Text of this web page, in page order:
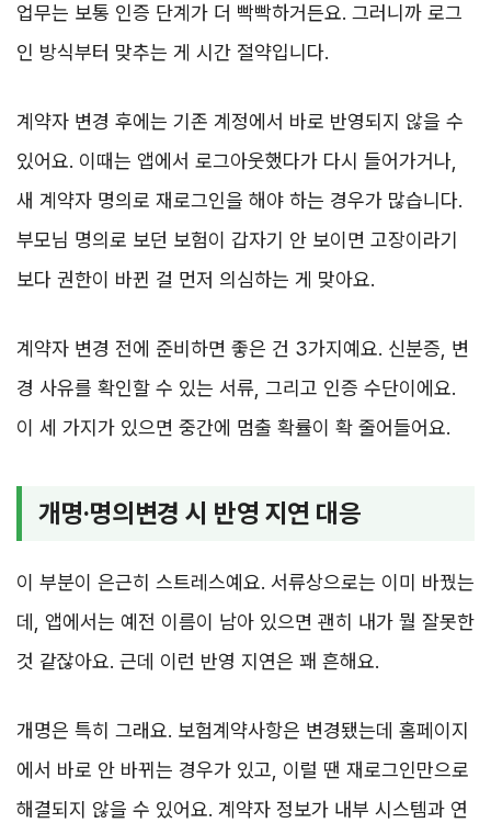
업무는 보통 인증 단계가 더 빡빡하거든요. 그러니까 로그
인 방식부터 맞추는 게 시간 절약입니다.
계약자 변경 후에는 기존 계정에서 바로 반영되지 않을 수
있어요. 이때는 앱에서 로그아웃했다가 다시 들어가거나,
새 계약자 명의로 재로그인을 해야 하는 경우가 많습니다.
부모님 명의로 보던 보험이 갑자기 안 보이면 고장이라기
보다 권한이 바뀐 걸 먼저 의심하는 게 맞아요.
계약자 변경 전에 준비하면 좋은 건 3가지예요. 신분증, 변
경 사유를 확인할 수 있는 서류, 그리고 인증 수단이에요.
이 세 가지가 있으면 중간에 멈출 확률이 확 줄어들어요.
개명·명의변경 시 반영 지연 대응
이 부분이 은근히 스트레스예요. 서류상으로는 이미 바꿨는
데, 앱에서는 예전 이름이 남아 있으면 괜히 내가 뭘 잘못한
것 같잖아요. 근데 이런 반영 지연은 꽤 흔해요.
개명은 특히 그래요. 보험계약사항은 변경됐는데 홈페이지
에서 바로 안 바뀌는 경우가 있고, 이럴 땐 재로그인만으로
해결되지 않을 수 있어요. 계약자 정보가 내부 시스템과 연